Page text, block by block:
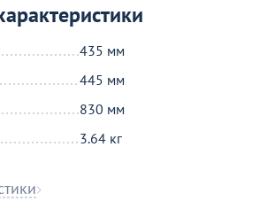
435 мм
445 мм
830 мм
3.64 кг